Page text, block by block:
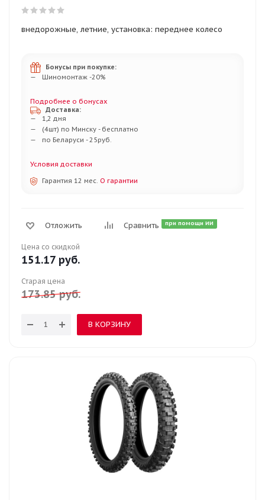
внедорожные, летние, установка: переднее колесо
Бонусы при покупке:
Шиномонтаж -20%
Подробнее о бонусах
Доставка:
1,2 дня
(4шт) по Минску - бесплатно
по Беларуси - 25руб.
Условия доставки
Гарантия 12 мес. О гарантии
Отложить Сравнить при помощи ИИ
Цена со скидкой
151.17 руб.
Старая цена
173.85руб.
В КОРЗИНУ